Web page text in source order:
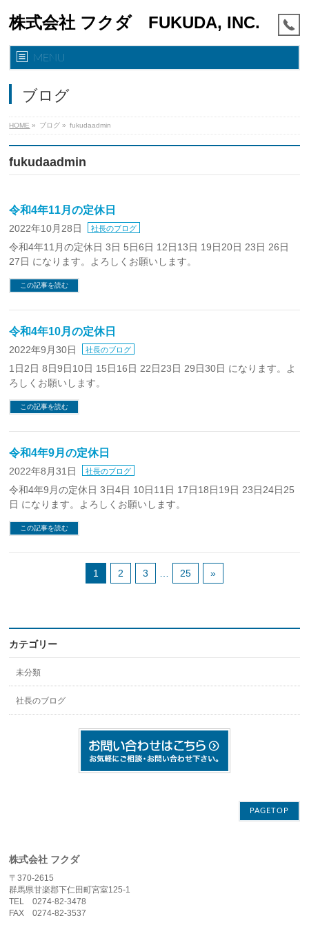
株式会社 フクダ FUKUDA, INC.
MENU
ブログ
HOME » ブログ » fukudaadmin
fukudaadmin
令和4年11月の定休日
2022年10月28日 社長のブログ
令和4年11月の定休日 3日 5日6日 12日13日 19日20日 23日 26日
27日 になります。よろしくお願いします。
この記事を読む
令和4年10月の定休日
2022年9月30日 社長のブログ
1日2日 8日9日10日 15日16日 22日23日 29日30日 になります。よ
ろしくお願いします。
この記事を読む
令和4年9月の定休日
2022年8月31日 社長のブログ
令和4年9月の定休日 3日4日 10日11日 17日18日19日 23日24日25
日 になります。よろしくお願いします。
この記事を読む
1 2 3 25 »
カテゴリー
未分類
社長のブログ
PAGETOP
株式会社 フクダ
〒370-2615
群馬県甘楽郡下仁田町宮室125-1
TEL 0274-82-3478
FAX 0274-82-3537